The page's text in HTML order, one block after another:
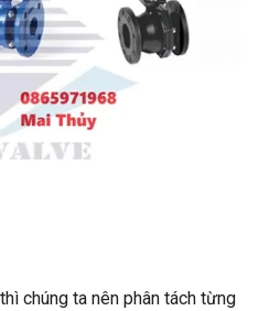
chúng ta nên phân tách từng